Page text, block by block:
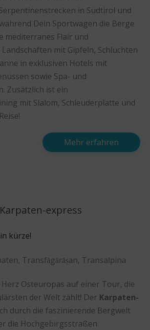
in Südtirol und
Dein Sportwagen die Berge
mediterranes Flair und
mit Gipfeln, Schluchten
in exklusiven Hotels mit
sowie Spa- und
Zusätzlich ist ein
mit Slalom, Schleuderplatte und
Mehr erfahren
Karpaten-express
kürze!
Transfăgărășan, Transalpina
Herz Osteuropas auf einer Tour, die
der Welt zählt! Der Karpaten-
durch die faszinierende Bergwelt
die Hochgebirgsstraßen